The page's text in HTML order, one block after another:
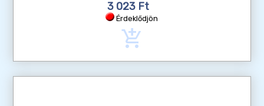
3 023 Ft
Érdeklődjön
add_shopping_cart